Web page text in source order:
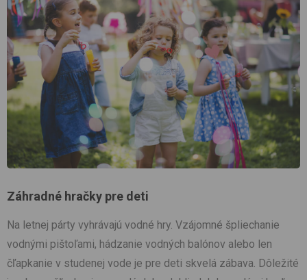
Záhradné hračky pre deti
Na letnej párty vyhrávajú vodné hry. Vzájomné špliechanie
vodnými pištoľami, hádzanie vodných balónov alebo len
čľapkanie v studenej vode je pre deti skvelá zábava. Dôležité